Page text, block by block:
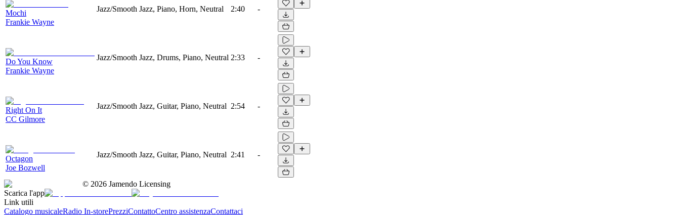
Mochi
Frankie Wayne
Jazz/Smooth Jazz, Piano, Horn, Neutral 2:40 -
Do You Know
Frankie Wayne
Jazz/Smooth Jazz, Drums, Piano, Neutral 2:33 -
Right On It
CC Gilmore
Jazz/Smooth Jazz, Guitar, Piano, Neutral 2:54 -
Octagon
Joe Bozwell
Jazz/Smooth Jazz, Guitar, Piano, Neutral 2:41 -
© 2026 Jamendo Licensing
Scarica l'app
Link utili
Catalogo musicaleRadio In-storePrezziContattoCentro assistenzaContattaci